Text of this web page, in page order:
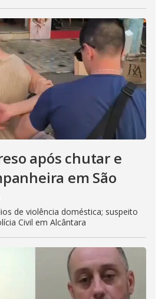
após chutar e
em São
de violência doméstica; suspeito
Civil em Alcântara